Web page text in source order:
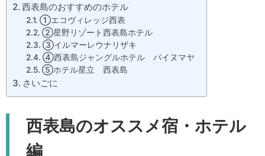
西表島のおすすめのホテル
①エコヴィレッジ西表
②星野リゾート西表島ホテル
③イルマーレウナリザキ
④西表島ジャングルホテル パイヌマヤ
⑤ホテル星立 西表島
さいごに
西表島のオススメ宿・ホテル
編